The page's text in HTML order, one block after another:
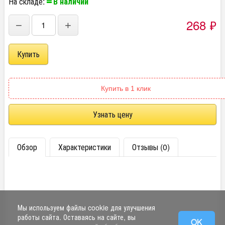
− + 268 ₽
Купить в 1 клик
Узнать цену
Обзор Характеристики Отзывы (0)
Мы используем файлы cookie для улучшения
работы сайта. Оставаясь на сайте, вы
OK